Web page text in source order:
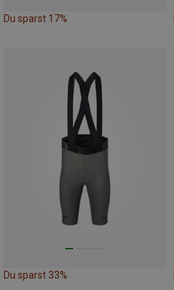
Du sparst 17%
Du sparst 33%